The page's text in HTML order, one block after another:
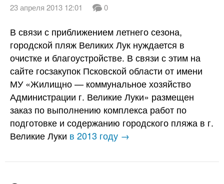
23 апреля 2013 12:01 0
В связи с приближением летнего сезона,
городской пляж Великих Лук нуждается в
очистке и благоустройстве. В связи с этим на
сайте госзакупок Псковской области от имени
МУ «Жилищно — коммунальное хозяйство
Администрации г. Великие Луки» размещен
заказ по выполнению комплекса работ по
подготовке и содержанию городского пляжа в г.
Великие Луки в 2013 году →